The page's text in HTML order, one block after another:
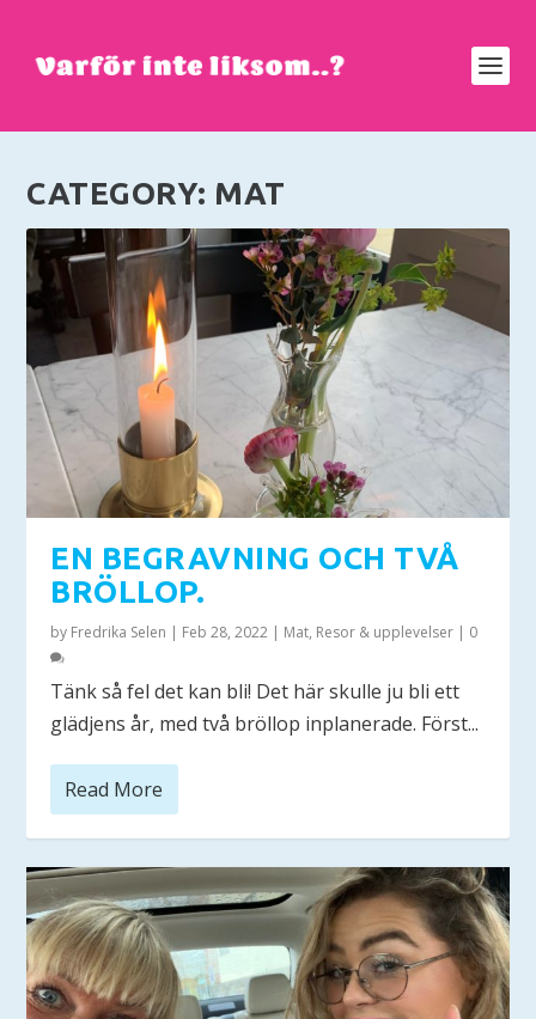
CATEGORY: MAT
EN BEGRAVNING OCH TVÅ
BRÖLLOP.
by Fredrika Selen | Feb 28, 2022 | Mat, Resor & upplevelser | 0
Tänk så fel det kan bli! Det här skulle ju bli ett
glädjens år, med två bröllop inplanerade. Först...
Read More